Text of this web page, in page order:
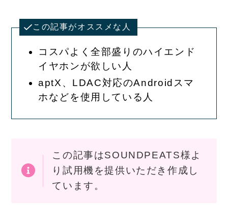
この記事がオススメな人
コスパよく全部盛りのハイエンド
イヤホンが欲しい人
aptX、LDAC対応のAndroidスマ
ホなどを使用している人
この記事はSOUNDPEATS様よ
り試用機を提供いただき作成し
ています。